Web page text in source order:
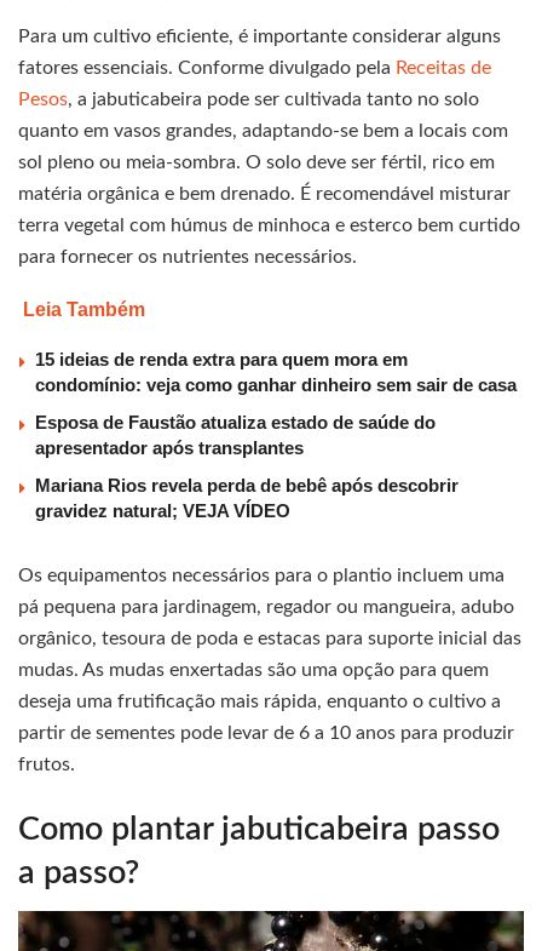
Para um cultivo eficiente, é importante considerar alguns
fatores essenciais. Conforme divulgado pela Receitas de
Pesos, a jabuticabeira pode ser cultivada tanto no solo
quanto em vasos grandes, adaptando-se bem a locais com
sol pleno ou meia-sombra. O solo deve ser fértil, rico em
matéria orgânica e bem drenado. É recomendável misturar
terra vegetal com húmus de minhoca e esterco bem curtido
para fornecer os nutrientes necessários.
Leia Também
15 ideias de renda extra para quem mora em
condomínio: veja como ganhar dinheiro sem sair de casa
Esposa de Faustão atualiza estado de saúde do
apresentador após transplantes
Mariana Rios revela perda de bebê após descobrir
gravidez natural; VEJA VÍDEO
Os equipamentos necessários para o plantio incluem uma
pá pequena para jardinagem, regador ou mangueira, adubo
orgânico, tesoura de poda e estacas para suporte inicial das
mudas. As mudas enxertadas são uma opção para quem
deseja uma frutificação mais rápida, enquanto o cultivo a
partir de sementes pode levar de 6 a 10 anos para produzir
frutos.
Como plantar jabuticabeira passo
a passo?